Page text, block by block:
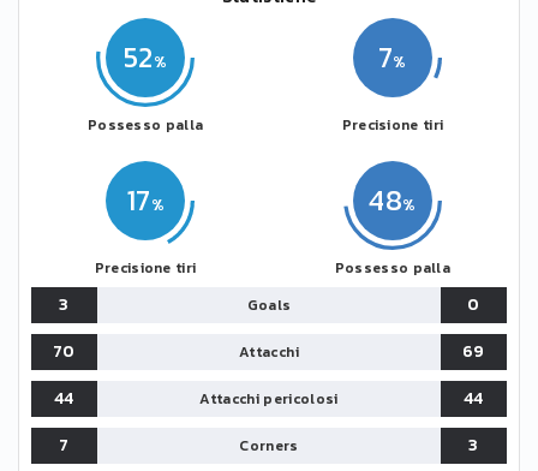
52
Possesso palla
17
Precisione tiri
48
Possesso palla
7
Precisione tiri
3 Goals
0
70
Attacchi
69
44
Attacchi pericolosi
44
7
Corners
3